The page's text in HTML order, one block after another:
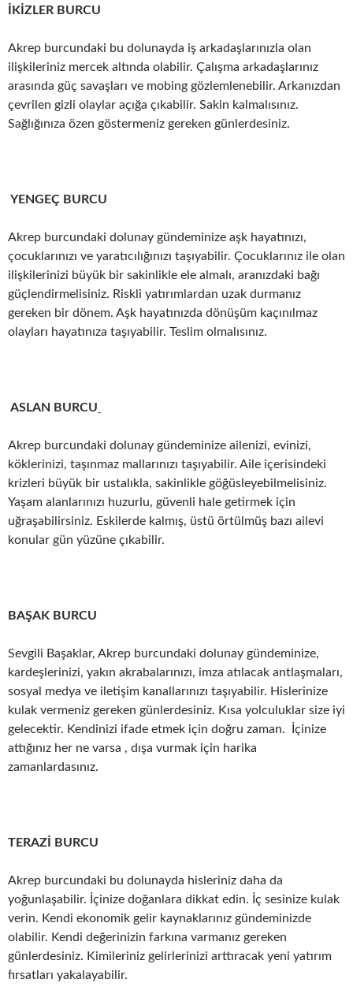
İKİZLER BURCU
Akrep burcundaki bu dolunayda iş arkadaşlarınızla olan
ilişkileriniz mercek altında olabilir. Çalışma arkadaşlarınız
arasında güç savaşları ve mobing gözlemlenebilir. Arkanızdan
çevrilen gizli olaylar açığa çıkabilir. Sakin kalmalısınız.
Sağlığınıza özen göstermeniz gereken günlerdesiniz.
YENGEÇ BURCU
Akrep burcundaki dolunay gündeminize aşk hayatınızı,
çocuklarınızı ve yaratıcılığınızı taşıyabilir. Çocuklarınız ile olan
ilişkilerinizi büyük bir sakinlikle ele almalı, aranızdaki bağı
güçlendirmelisiniz. Riskli yatırımlardan uzak durmanız
gereken bir dönem. Aşk hayatınızda dönüşüm kaçınılmaz
olayları hayatınıza taşıyabilir. Teslim olmalısınız.
ASLAN BURCU
Akrep burcundaki dolunay gündeminize ailenizi, evinizi,
köklerinizi, taşınmaz mallarınızı taşıyabilir. Aile içerisindeki
krizleri büyük bir ustalıkla, sakinlikle göğüsleyebilmelisiniz.
Yaşam alanlarınızı huzurlu, güvenli hale getirmek için
uğraşabilirsiniz. Eskilerde kalmış, üstü örtülmüş bazı ailevi
konular gün yüzüne çıkabilir.
BAŞAK BURCU
Sevgili Başaklar, Akrep burcundaki dolunay gündeminize,
kardeşlerinizi, yakın akrabalarınızı, imza atılacak antlaşmaları,
sosyal medya ve iletişim kanallarınızı taşıyabilir. Hislerinize
kulak vermeniz gereken günlerdesiniz. Kısa yolculuklar size iyi
gelecektir. Kendinizi ifade etmek için doğru zaman. İçinize
attığınız her ne varsa , dışa vurmak için harika
zamanlardasınız.
TERAZİ BURCU
Akrep burcundaki bu dolunayda hisleriniz daha da
yoğunlaşabilir. İçinize doğanlara dikkat edin. İç sesinize kulak
verin. Kendi ekonomik gelir kaynaklarınız gündeminizde
olabilir. Kendi değerinizin farkına varmanız gereken
günlerdesiniz. Kimileriniz gelirlerinizi arttıracak yeni yatırım
fırsatları yakalayabilir.